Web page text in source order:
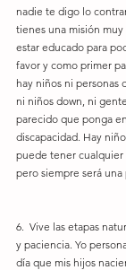
nadie te digo lo
tienes una misión
estar educado para
favor y como primer
hay niños ni personas
ni niños down, ni
parecido que ponga
discapacidad. Hay
puede tener cualquier
pero siempre será una
6.  Vive las etapas
y paciencia. Yo
día que mis hijos